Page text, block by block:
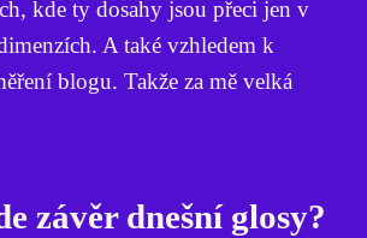
kde ty dosahy jsou přeci jen v
A také vzhledem k
blogu. Takže za mě velká
závěr dnešní glosy?